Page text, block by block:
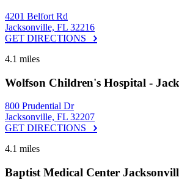
4201 Belfort Rd
Jacksonville, FL 32216
GET DIRECTIONS
4.1 miles
Wolfson Children's Hospital -
800 Prudential Dr
Jacksonville, FL 32207
GET DIRECTIONS
4.1 miles
Baptist Medical Center